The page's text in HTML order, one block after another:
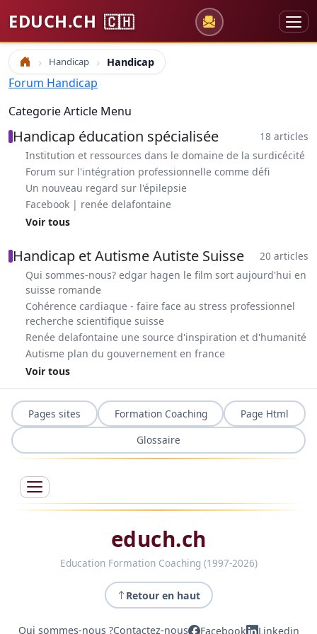
EDUCH.CH 🇨🇭
Accueil Handicap Handicap
Forum Handicap
Categorie Article Menu
Handicap éducation spécialisée
18 articles
Institution et ressources dans le domaine de la surdicécité
Forum sur l'intégration professionnelle comme défi
Un nouveau regard sur l'épilepsie
Facebook | renée delafontaine
Voir tous
Handicap et Autisme Autiste Suisse
20 articles
Qui sommes-nous? edgar hagen le film sort aujourd'hui en
suisse romande
Cohérence cardiaque - faire face au stress professionnel
recherche scientifique suisse
Renée delafontaine une source d'inspiration et d'humanité
Autisme plan du gouvernement en france
Voir tous
Pages sites Formation Coaching
Page Html
Glossaire
educh.ch
Education Formation Coaching (1997-2026)
Retour en haut
Qui sommes-nous ?Contactez-nous Facebook Linkedin